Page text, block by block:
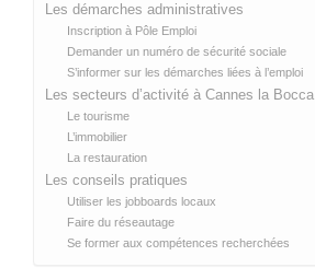
Les démarches administratives
Inscription à Pôle Emploi
Demander un numéro de sécurité sociale
S’informer sur les démarches liées à l’emploi
Les secteurs d’activité à Cannes la Bocca
Le tourisme
L’immobilier
La restauration
Les conseils pratiques
Utiliser les jobboards locaux
Faire du réseautage
Se former aux compétences recherchées